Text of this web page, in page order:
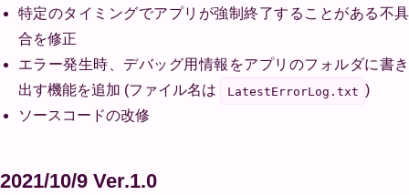
特定のタイミングでアプリが強制終了することがある不具
合を修正
エラー発生時、デバッグ用情報をアプリのフォルダに書き
出す機能を追加 (ファイル名は
LatestErrorLog.txt )
ソースコードの改修
2021/10/9 Ver.1.0